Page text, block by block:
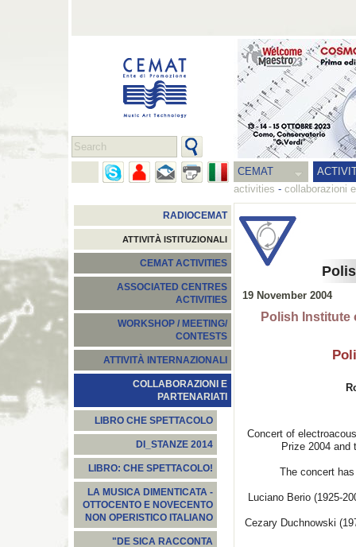
CEMAT
activities - collaborazioni
RADIOCEMAT
ATTIVITÀ ISTITUZIONALI
CEMAT ACTIVITIES
ASSOCIATED CENTRES
ACTIVITIES
WORKSHOP / MEETING/
CONTESTS
ATTIVITÀ INTERNAZIONALI
COLLABORAZIONI E
PARTENARIATI
LIBRO CHE SPETTACOLO
DI_STANZE 2014
LIBRO: CHE SPETTACOLO!
LA MUSICA DIMENTICATA -
OTTOCENTO E NOVECENTO
NON OPERISTICO ITALIANO
"DE SICA RACCONTA
19 November 2004
Polish Institute
Concert of
Prize 2004 and
The concert
Luciano Berio (1925-
Cezary Duchnowski